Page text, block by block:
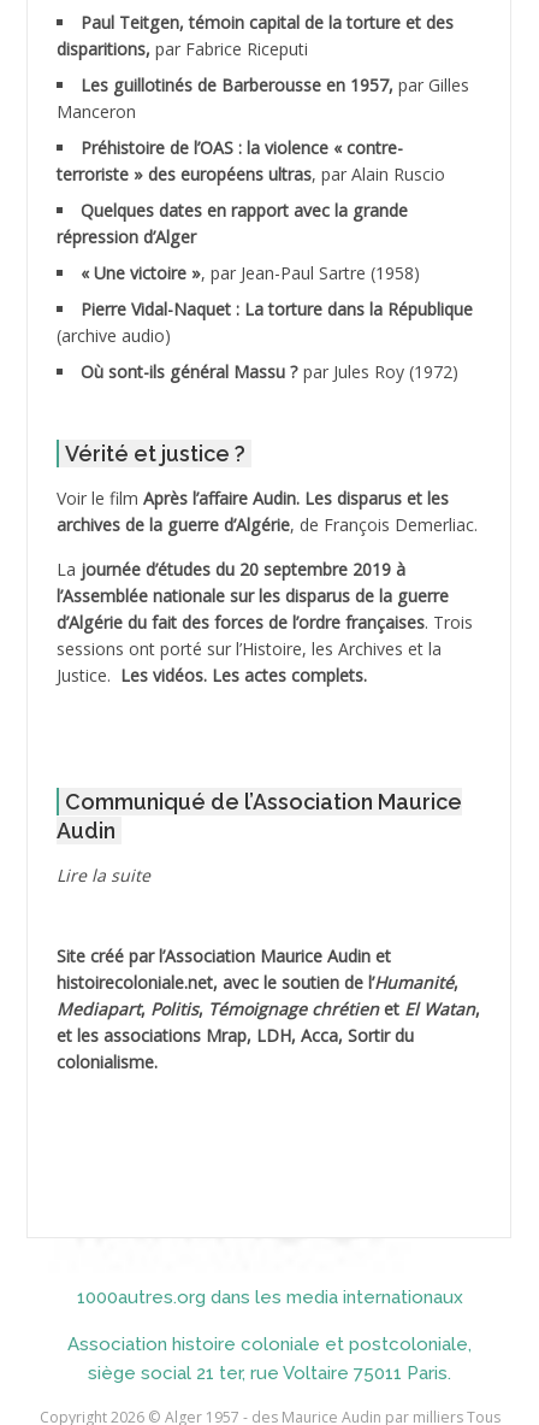
ADALMI
ADANE Ramdane *
ADDAD
ADDALA Boualem*
ADDANE
ADDECHE Rachid
ADELIOUAT Vve AIT SAADA
ADJANI Khaled
ADJAOUT
ADNI Mohamed Akli
ADOUL Arab *
AGOULMINE
AHLOUCHE Mabrouk *
AIBLIED Ahmed
AICI (ou AISSI) Laïd
AIDI
AININE Abdelkader
Paul Teitgen, témoin capital de la torture et des
disparitions, par Fabrice Riceputi
Les guillotinés de Barberousse en 1957, par Gilles
Manceron
Préhistoire de l’OAS : la violence « contre-
terroriste » des européens ultras, par Alain Ruscio
Quelques dates en rapport avec la grande
répression d’Alger
« Une victoire », par Jean-Paul Sartre (1958)
Pierre Vidal-Naquet : La torture dans la République
(archive audio)
Où sont-ils général Massu ? par Jules Roy (1972)
Vérité et justice ?
Voir le film Après l’affaire Audin. Les disparus et les
archives de la guerre d’Algérie, de François Demerliac.
La journée d’études du 20 septembre 2019 à
l’Assemblée nationale sur les disparus de la guerre
d’Algérie du fait des forces de l’ordre françaises. Trois
sessions ont porté sur l’Histoire, les Archives et la
Justice. Les vidéos. Les actes complets.
Communiqué de l’Association Maurice
Audin
Lire la suite
Site créé par l’Association Maurice Audinet
histoirecoloniale.net, avec le soutien de l’Humanité,
Mediapart, Politis, Témoignage chrétienet El Watan,
et les associations Mrap, LDH, Acca, Sortir du
colonialisme.
1000autres.org dans les media internationaux
Association histoire coloniale et postcoloniale,
siège social 21 ter, rue Voltaire 75011 Paris.
Copyright 2026 © Alger 1957 - des Maurice Audin par milliers Tous